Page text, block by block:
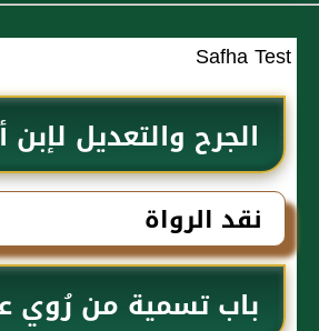
Safha Test
الجرح والتعديل
نقد الرواة
باب تسمية من رُوي